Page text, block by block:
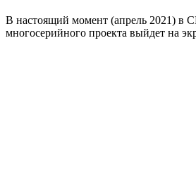
В настоящий момент (апрель 2021) в
многосерийного проекта выйдет на